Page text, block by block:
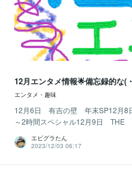
12月エンタメ情報🌟備忘録的な
エンタメ・趣味
12月6日 有吉の壁 年末SP12月8
～2時間スペシャル12月9日 THE
エビグラたん
2023/12/03 06:17